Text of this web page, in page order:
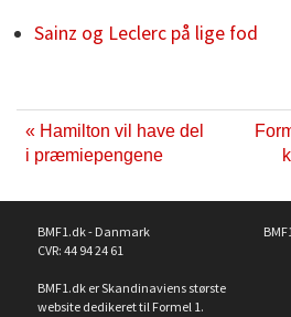
Sainz og Leclerc på lige fod
« Hamilton vil have del
i præmiepengene
BMF1.dk - Danmark
CVR: 44 94 24 61
BMF1.dk er Skandinaviens største
website dedikeret til Formel 1.